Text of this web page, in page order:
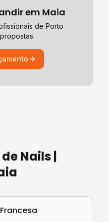
em Maia
de Porto
Nails |